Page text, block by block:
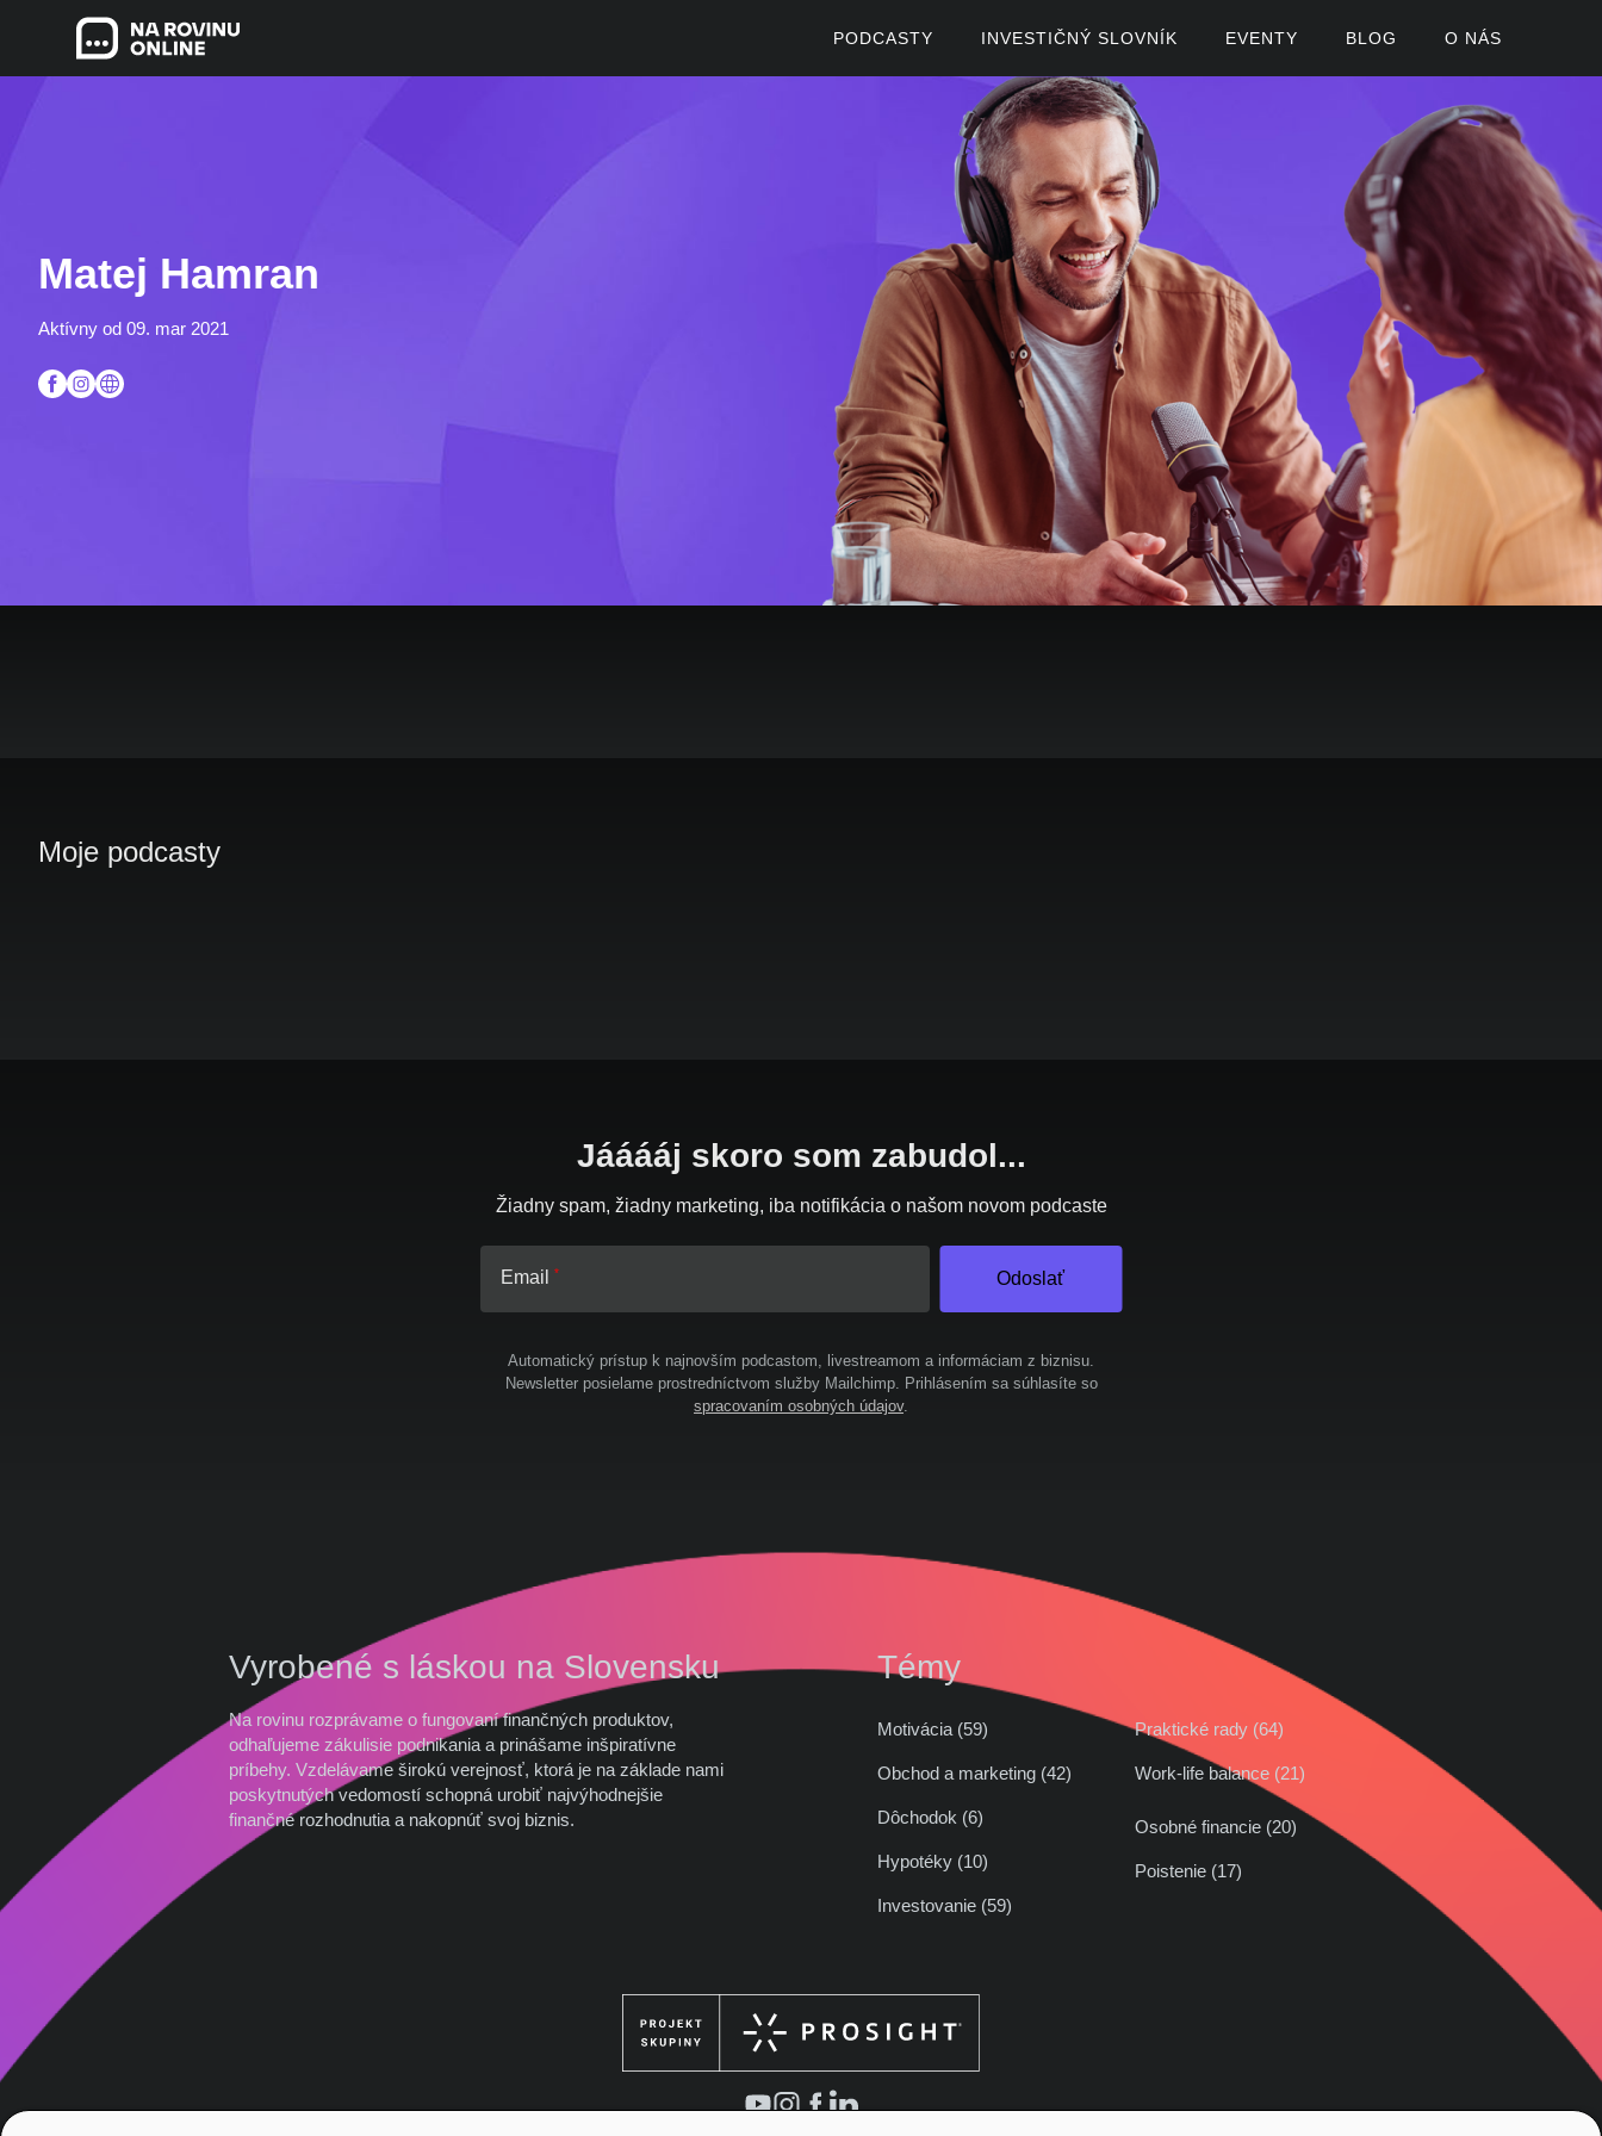
PODCASTY INVESTIČNÝ SLOVNÍK EVENTY BLOG O NÁS
Matej Hamran
Aktívny od 09. mar 2021
Moje podcasty
Jááááj skoro som zabudol...
Žiadny spam, žiadny marketing, iba notifikácia o našom novom podcaste
Email Odoslať
Automatický prístup k najnovším podcastom, livestreamom a informáciam z biznisu.
Newsletter posielame prostredníctvom služby Mailchimp. Prihlásením sa súhlasíte so
spracovaním osobných údajov.
Vyrobené s láskou na Slovensku
Na rovinu rozprávame o fungovaní finančných produktov,
odhaľujeme zákulisie podnikania a prinášame inšpiratívne
príbehy. Vzdelávame širokú verejnosť, ktorá je na základe nami
poskytnutých vedomostí schopná urobiť najvýhodnejšie
finančné rozhodnutia a nakopnúť svoj biznis.
Témy
Motivácia (59)
Obchod a marketing (42)
Praktické rady (64)
Work-life balance (21)
Dôchodok (6)
Hypotéky (10)
Investovanie (59)
Osobné financie (20)
Poistenie (17)